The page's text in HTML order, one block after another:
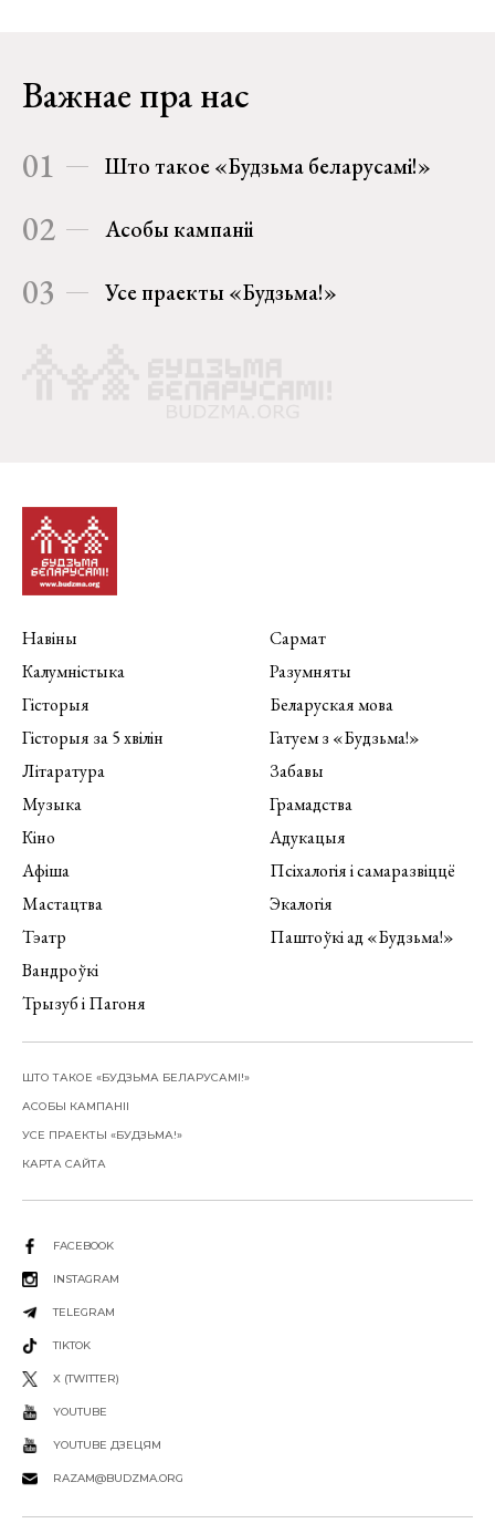
Важнае пра нас
01 Што такое «Будзьма беларусамі!»
02 Асобы кампаніі
03 Усе праекты «Будзьма!»
Навіны
Калумністыка
Гісторыя
Гісторыя за 5 хвілін
Літаратура
Музыка
Кіно
Афіша
Мастацтва
Тэатр
Вандроўкі
Трызуб і Пагоня
Сармат
Разумняты
Беларуская мова
Гатуем з «Будзьма!»
Забавы
Грамадства
Адукацыя
Псіхалогія і самаразвіццё
Экалогія
Паштоўкі ад «Будзьма!»
ШТО ТАКОЕ «БУДЗЬМА БЕЛАРУСАМІ!»
АСОБЫ КАМПАНІІ
УСЕ ПРАЕКТЫ «БУДЗЬМА!»
КАРТА САЙТА
FACEBOOK
INSTAGRAM
TELEGRAM
TIKTOK
X (TWITTER)
YOUTUBE
YOUTUBE ДЗЕЦЯМ
RAZAM@BUDZMA.ORG